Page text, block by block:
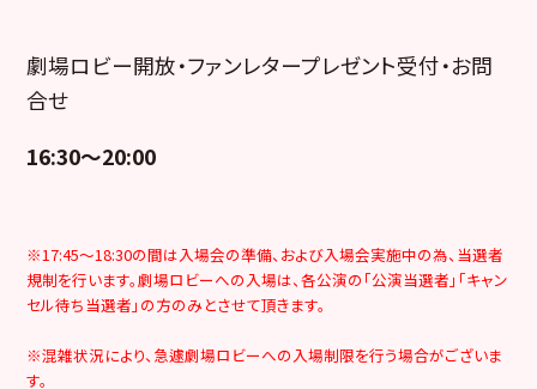
劇場ロビー開放・ファンレタープレゼント受付・お問
合せ
16:30～20:00
※17:45～18:30の間は入場会の準備、および入場会実施中の為、当選者
規制を行います。劇場ロビーへの入場は、各公演の「公演当選者」「キャン
セル待ち当選者」の方のみとさせて頂きます。
※混雑状況により、急遽劇場ロビーへの入場制限を行う場合がございま
す。